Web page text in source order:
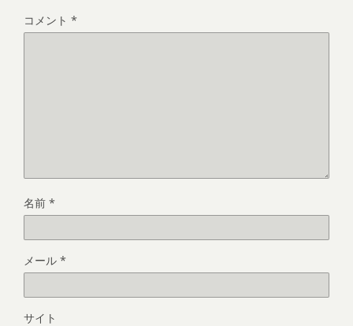
コメント *
名前 *
メール *
サイト